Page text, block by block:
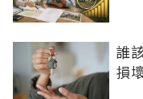
誰
損